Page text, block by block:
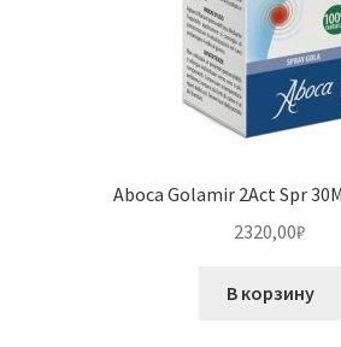
Aboca Golamir 2Act Spr
2320,00₽
В корзину